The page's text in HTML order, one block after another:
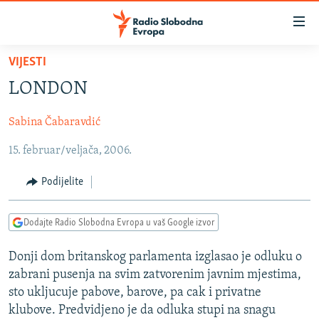
Pređite
glavni
Pređite
na
navigaciju
Pređite
na
pretragu
SRBIJA
KOSOVO
CRNA GORA
VIZUELNO
VIDEO
FOTOGALERIJE
INFOGRAFIKE
PODCASTI
RAT U UKRAJINI
KINA NA BALKANU
RSE PRIČE IZ SVIJETA
VIJESTI
LONDON
Sabina Čabaravdić
15. februar/veljača, 2006.
Podijelite
Dodajte Radio Slobodna Evropa u vaš Google izvor
Donji dom britanskog parlamenta izglasao je odluku o
zabrani pusenja na svim zatvorenim javnim mjestima,
sto ukljucuje pabove, barove, pa cak i privatne
klubove. Predvidjeno je da odluka stupi na snagu